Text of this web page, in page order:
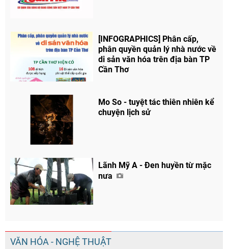
[INFOGRAPHICS] Phân cấp,
phân quyền quản lý nhà nước về
di sản văn hóa trên địa bàn TP
Cần Thơ
Mo So - tuyệt tác thiên nhiên kể
chuyện lịch sử
Lãnh Mỹ A - Đen huyền từ mặc
nưa
VĂN HÓA - NGHỆ THUẬT